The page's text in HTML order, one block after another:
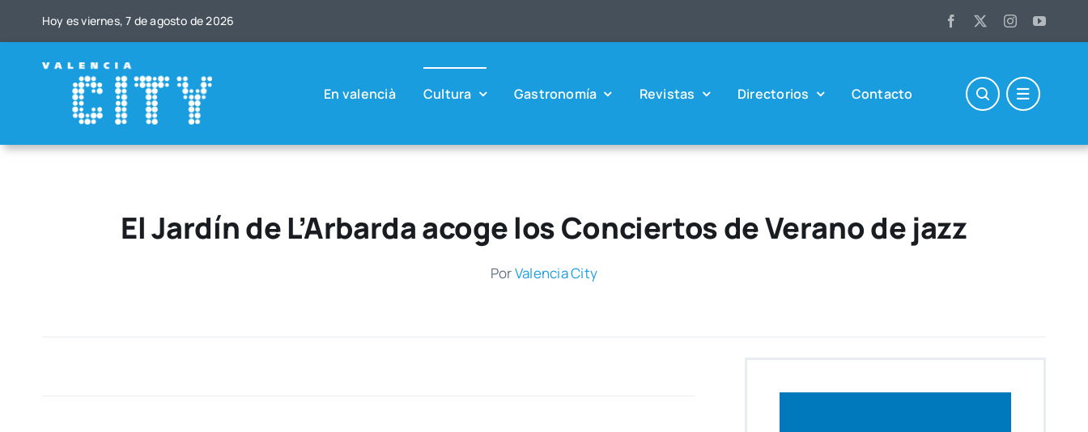
Hoy es vier­nes, 7 de agos­to de 2026
En valen­cià Cul­tu­ra Gas­tro­no­mía Revis­tas Direc­to­rios Con­tac­to
El Jardín de L’Arbarda acoge los Conciertos de Verano de jazz
PorValen­cia City